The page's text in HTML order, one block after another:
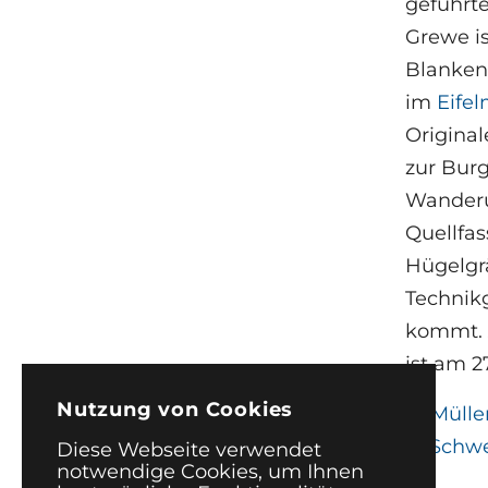
Nutzung von Cookies
Diese Webseite verwendet
notwendige Cookies, um Ihnen
Grewe
im
zur
kommt.
ist am
in